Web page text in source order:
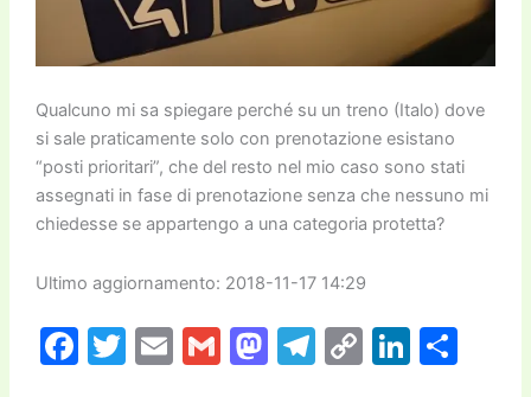
Qualcuno mi sa spiegare perché su un treno (Italo) dove
si sale praticamente solo con prenotazione esistano
“posti prioritari”, che del resto nel mio caso sono stati
assegnati in fase di prenotazione senza che nessuno mi
chiedesse se appartengo a una categoria protetta?
Ultimo aggiornamento: 2018-11-17 14:29
F T E G M T C Li C